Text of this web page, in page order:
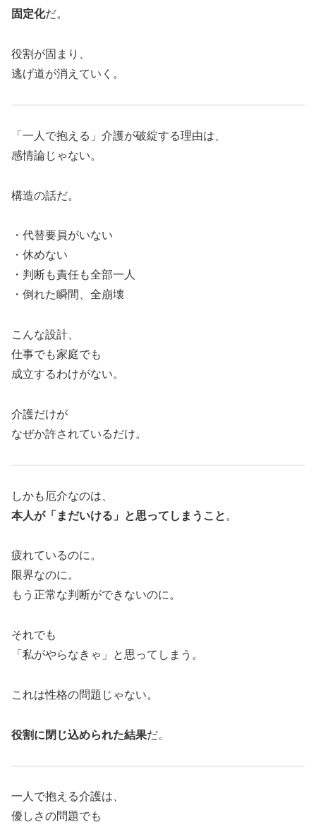
固定化だ。
役割が固まり、
逃げ道が消えていく。
「一人で抱える」介護が破綻する理由は、
感情論じゃない。
構造の話だ。
・代替要員がいない
・休めない
・判断も責任も全部一人
・倒れた瞬間、全崩壊
こんな設計、
仕事でも家庭でも
成立するわけがない。
介護だけが
なぜか許されているだけ。
しかも厄介なのは、
本人が「まだいける」と思ってしまうこと 。
疲れているのに。
限界なのに。
もう正常な判断ができないのに。
それでも
「私がやらなきゃ」と思ってしまう。
これは性格の問題じゃない。
役割に閉じ込められた結果だ。
一人で抱える介護は、
優しさの問題でも